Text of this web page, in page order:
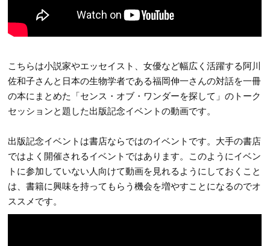
こちらは小説家やエッセイスト、女優など幅広く活躍する阿川
佐和子さんと日本の生物学者である福岡伸一さんの対話を一冊
の本にまとめた「センス・オブ・ワンダーを探して」のトーク
セッションと題した出版記念イベントの動画です。
出版記念イベントは書店ならではのイベントです。大手の書店
ではよく開催されるイベントではあります。このようにイベン
トに参加していない人向けて動画を見れるようにしておくこと
は、書籍に興味を持ってもらう機会を増やすことになるのでオ
ススメです。